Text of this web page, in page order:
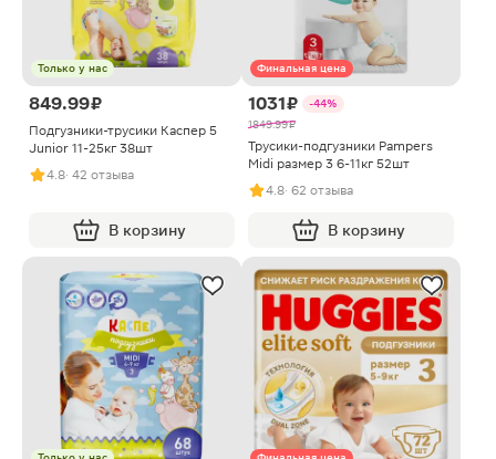
Только у нас
849.99 ₽
Подгузники-трусики Каспер 5
Junior 11-25кг 38шт
4.8· 42 отзыва
В корзину
Финальная цена
1031 ₽
-44%
1849.99 ₽
Трусики-подгузники Pampers
Midi размер 3 6-11кг 52шт
4.8· 62 отзыва
В корзину